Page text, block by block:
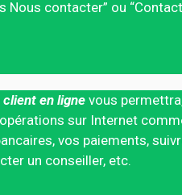
Nous contacter” ou
client en ligne vous
sur Internet
vos paiements,
un conseiller, etc.